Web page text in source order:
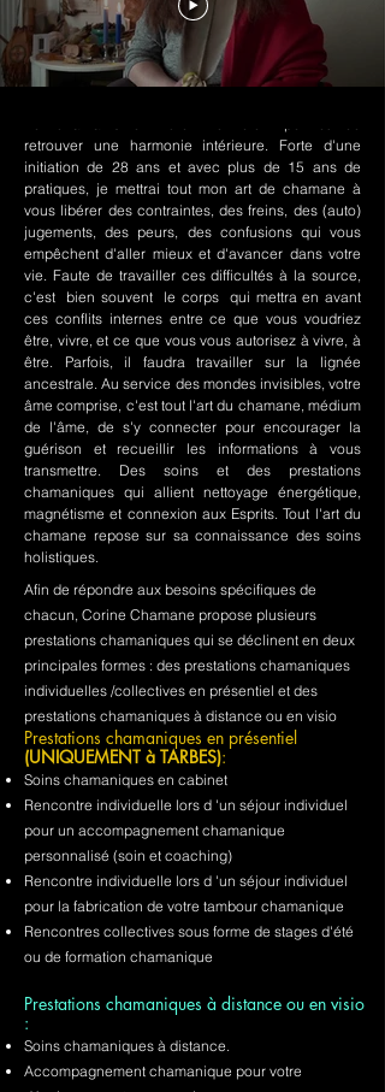
retrouver une harmonie intérieure. Forte d'une
initiation de 28 ans et avec plus de 15 ans de
pratiques, je mettrai tout mon art de chamane à
vous libérer des contraintes, des freins, des (auto)
jugements, des peurs, des confusions qui vous
empêchent d'aller mieux et d'avancer dans votre
vie. Faute de travailler ces difficultés à la source,
c'est bien souvent le corps qui mettra en avant
ces conflits internes entre ce que vous voudriez
être, vivre, et ce que vous vous autorisez à vivre, à
être. Parfois, il faudra travailler sur la lignée
ancestrale. Au service des mondes invisibles, votre
âme comprise, c'est tout l'art du chamane, médium
de l'âme, de s'y connecter pour encourager la
guérison et recueillir les informations à vous
transmettre. Des soins et des prestations
chamaniques qui allient nettoyage énergétique,
magnétisme et connexion aux Esprits. Tout l'art du
chamane repose sur sa connaissance des soins
holistiques.
Afin de répondre aux besoins spécifiques de
chacun, Corine Chamane propose plusieurs
prestations chamaniques qui se déclinent en deux
principales formes : des prestations chamaniques
individuelles /collectives en présentiel et des
prestations chamaniques à distance ou en visio
Prestations chamaniques en présentiel
(UNIQUEMENT à TARBES):
Soins chamaniques en cabinet
Rencontre individuelle lors d 'un séjour individuel
pour un accompagnement chamanique
personnalisé (soin et coaching)
Rencontre individuelle lors d 'un séjour individuel
pour la fabrication de votre tambour chamanique
Rencontres collectives sous forme de stages d'été
ou de formation chamanique
Prestations chamaniques à distance ou en visio
:
Soins chamaniques à distance.
Accompagnement chamanique pour votre